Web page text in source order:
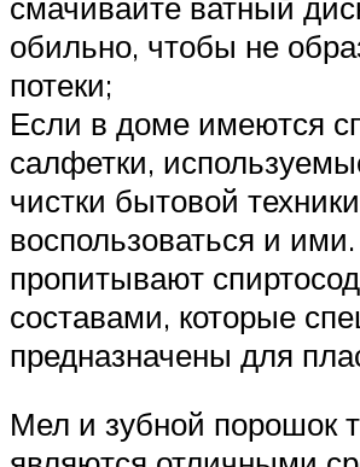
обильно, чтобы не
потеки;
Если в доме имеются
салфетки,
чистки бытовой
воспользоваться и
пропитывают
составами, которые
предназначены для
Мел и зубной порошок